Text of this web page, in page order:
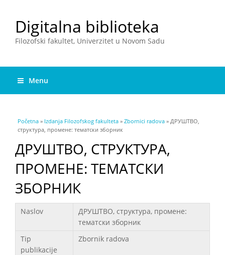
Digitalna biblioteka
Filozofski fakultet, Univerzitet u Novom Sadu
Menu
You are here
Početna » Izdanja Filozofskog fakulteta » Zbornici radova » ДРУШТВО,
структура, промене: тематски зборник
ДРУШТВО, СТРУКТУРА,
ПРОМЕНЕ: ТЕМАТСКИ
ЗБОРНИК
Podaci
Naslov
ДРУШТВО, структура, промене:
тематски зборник
Tip
publikacije
Zbornik radova